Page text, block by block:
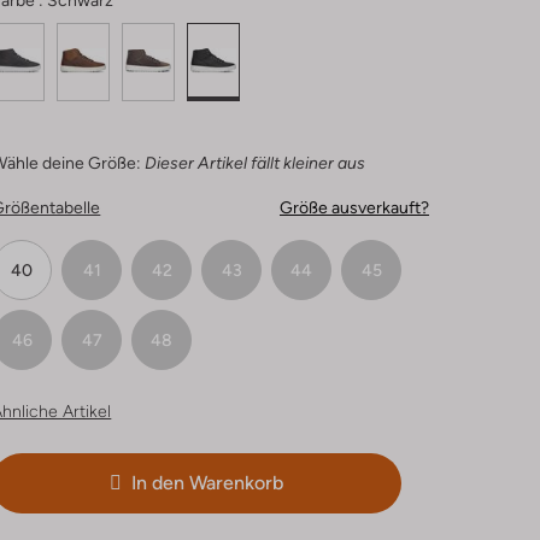
deine Größe: Dieser Artikel fällt kleiner aus
Größe ausverkauft?
40 41 42 43 44 45
46 47 48
Artikel
In den Warenkorb